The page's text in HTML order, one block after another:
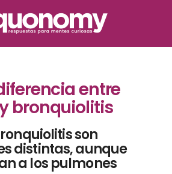
entre
bronquiolitis
son
distintas, aunque
a los pulmones